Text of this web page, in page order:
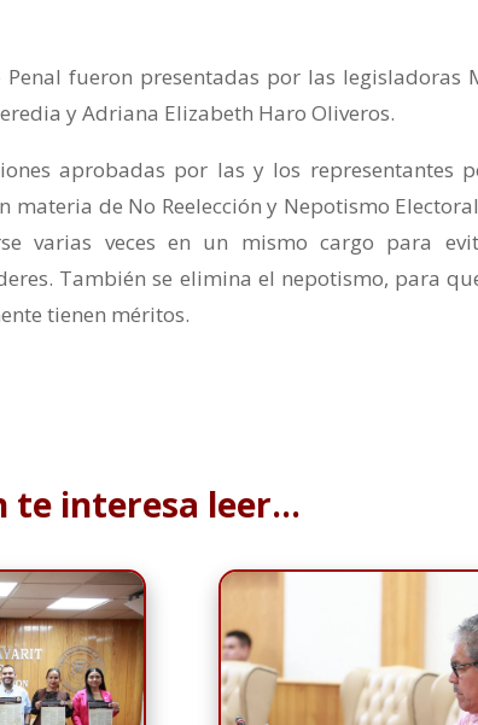
fueron presentadas por las legisladoras
y Adriana Elizabeth Haro Oliveros.
aprobadas por las y los representantes
materia de No Reelección y Nepotismo
varias veces en un mismo cargo para
También se elimina el nepotismo, para
tienen méritos.
te interesa leer…